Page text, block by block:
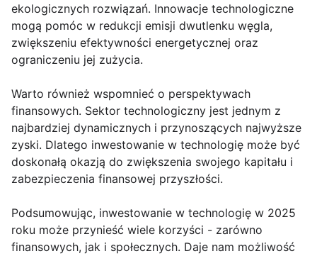
ekologicznych rozwiązań. Innowacje technologiczne
mogą pomóc w redukcji emisji dwutlenku węgla,
zwiększeniu efektywności energetycznej oraz
ograniczeniu jej zużycia.
Warto również wspomnieć o perspektywach
finansowych. Sektor technologiczny jest jednym z
najbardziej dynamicznych i przynoszących najwyższe
zyski. Dlatego inwestowanie w technologię może być
doskonałą okazją do zwiększenia swojego kapitału i
zabezpieczenia finansowej przyszłości.
Podsumowując, inwestowanie w technologię w 2025
roku może przynieść wiele korzyści - zarówno
finansowych, jak i społecznych. Daje nam możliwość